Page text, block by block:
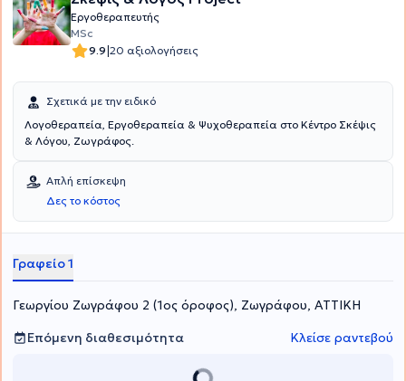
Παιδιού" και είναι μέλος του Συλλόγου Επιστημόνων
Λογοπαθολόγων - Λογοθεραπευτών Ελλάδος.
Εργοθεραπευτής
MSc
9.9|20 αξιολογήσεις
Σχετικά με την ειδικό
Λογοθεραπεία, Εργοθεραπεία & Ψυχοθεραπεία στο Κέντρο Σκέψις
& Λόγου, Ζωγράφος.
Απλή επίσκεψη
Δες το κόστος
Γραφείο 1
Γεωργίου Ζωγράφου 2 (1ος όροφος), Ζωγράφου, ΑΤΤΙΚΗ
Επόμενη διαθεσιμότητα
Κλείσε ραντεβού